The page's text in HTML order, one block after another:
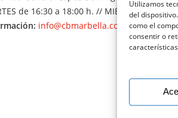
Utilizamos
del
como el
consentir o
de 16:30 a 18:00 h. // MIÉRCOLES Y
info@cbmarbella.com